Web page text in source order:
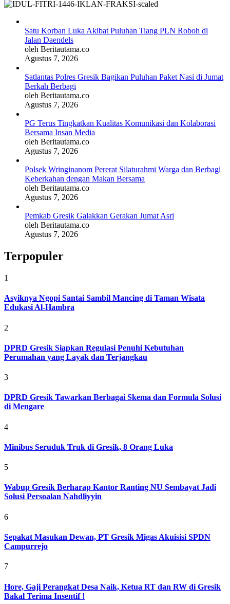
Satu Korban Luka Akibat Puluhan Tiang PLN Roboh di
Jalan Daendels
oleh Beritautama.co
Agustus 7, 2026
Satlantas Polres Gresik Bagikan Puluhan Paket Nasi di Jumat
Berkah Berbagi
oleh Beritautama.co
Agustus 7, 2026
PG Terus Tingkatkan Kualitas Komunikasi dan Kolaborasi
Bersama Insan Media
oleh Beritautama.co
Agustus 7, 2026
Polsek Wringinanom Pererat Silaturahmi Warga dan Berbagi
Keberkahan dengan Makan Bersama
oleh Beritautama.co
Agustus 7, 2026
Pemkab Gresik Galakkan Gerakan Jumat Asri
oleh Beritautama.co
Agustus 7, 2026
Terpopuler
1
Asyiknya Ngopi Santai Sambil Mancing di Taman Wisata
Edukasi Al-Hambra
2
DPRD Gresik Siapkan Regulasi Penuhi Kebutuhan
Perumahan yang Layak dan Terjangkau
3
DPRD Gresik Tawarkan Berbagai Skema dan Formula Solusi
di Mengare
4
Minibus Seruduk Truk di Gresik, 8 Orang Luka
5
Wabup Gresik Berharap Kantor Ranting NU Sembayat Jadi
Solusi Persoalan Nahdliyyin
6
Sepakat Masukan Dewan, PT Gresik Migas Akuisisi SPDN
Campurrejo
7
Hore, Gaji Perangkat Desa Naik, Ketua RT dan RW di Gresik
Bakal Terima Insentif !